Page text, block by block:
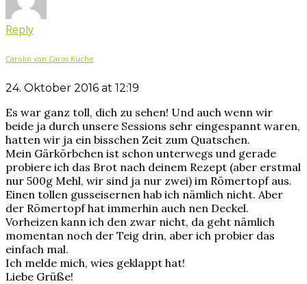
Reply
Carolin von Caros Küche
24. Oktober 2016 at 12:19
Es war ganz toll, dich zu sehen! Und auch wenn wir
beide ja durch unsere Sessions sehr eingespannt waren,
hatten wir ja ein bisschen Zeit zum Quatschen.
Mein Gärkörbchen ist schon unterwegs und gerade
probiere ich das Brot nach deinem Rezept (aber erstmal
nur 500g Mehl, wir sind ja nur zwei) im Römertopf aus.
Einen tollen gusseisernen hab ich nämlich nicht. Aber
der Römertopf hat immerhin auch nen Deckel.
Vorheizen kann ich den zwar nicht, da geht nämlich
momentan noch der Teig drin, aber ich probier das
einfach mal.
Ich melde mich, wies geklappt hat!
Liebe Grüße!